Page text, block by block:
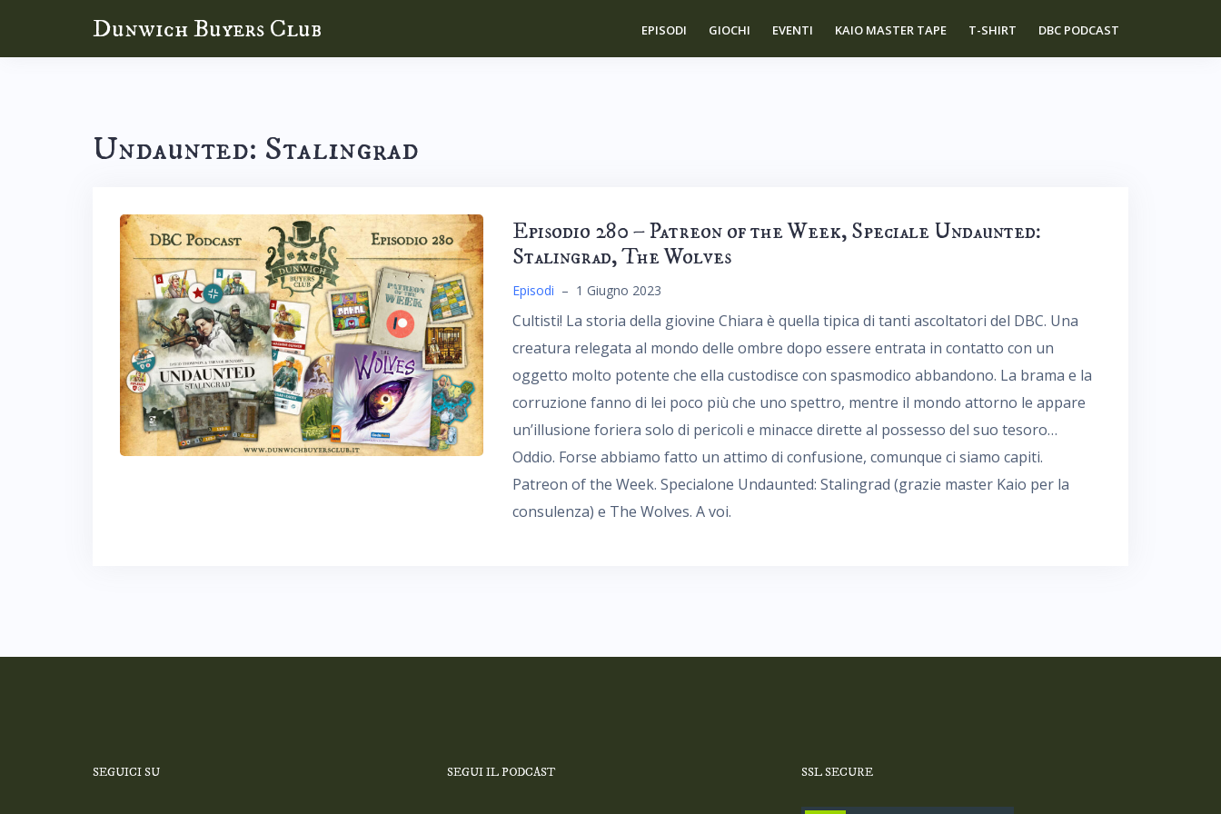
Dunwich Buyers Club EPISODI GIOCHI EVENTI KAIO MASTER TAPE T-SHIRT DBC PODCAST
Undaunted: Stalingrad
Episodio 280 – Patreon of the Week, Speciale Undaunted:
Stalingrad, The Wolves
Episodi – 1 Giugno 2023
Cultisti! La storia della giovine Chiara è quella tipica di tanti ascoltatori del DBC. Una
creatura relegata al mondo delle ombre dopo essere entrata in contatto con un
oggetto molto potente che ella custodisce con spasmodico abbandono. La brama e la
corruzione fanno di lei poco più che uno spettro, mentre il mondo attorno le appare
un’illusione foriera solo di pericoli e minacce dirette al possesso del suo tesoro…
Oddio. Forse abbiamo fatto un attimo di confusione, comunque ci siamo capiti.
Patreon of the Week. Specialone Undaunted: Stalingrad (grazie master Kaio per la
consulenza) e The Wolves. A voi.
SEGUICI SU SEGUI IL PODCAST SSL SECURE